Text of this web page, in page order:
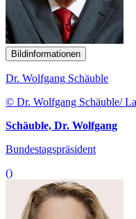
Bildinformationen
Dr. Wolfgang Schäuble
© Dr. Wolfgang Schäuble/
Schäuble, Dr. Wolfgang
Bundestagspräsident
()